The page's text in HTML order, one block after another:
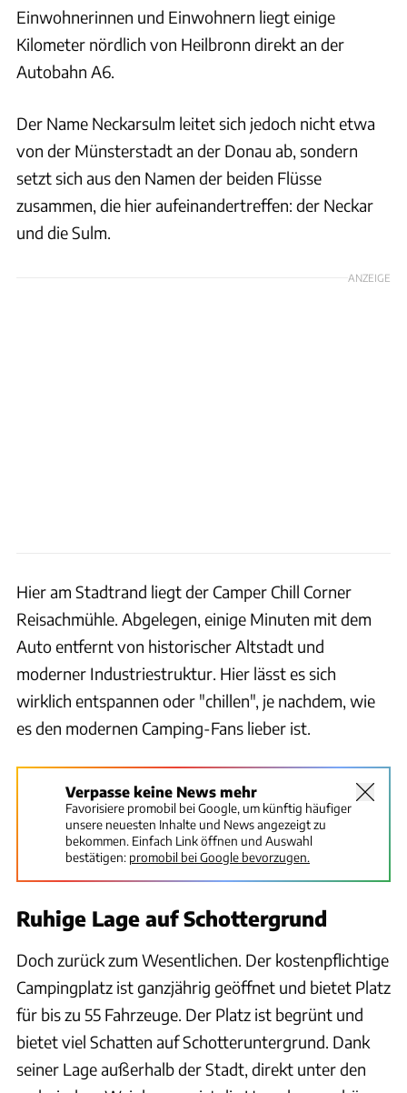
Einwohnerinnen und Einwohnern liegt einige
Kilometer nördlich von Heilbronn direkt an der
Autobahn A6.
Der Name Neckarsulm leitet sich jedoch nicht etwa
von der Münsterstadt an der Donau ab, sondern
setzt sich aus den Namen der beiden Flüsse
zusammen, die hier aufeinandertreffen: der Neckar
und die Sulm.
ANZEIGE
Hier am Stadtrand liegt der Camper Chill Corner
Reisachmühle. Abgelegen, einige Minuten mit dem
Auto entfernt von historischer Altstadt und
moderner Industriestruktur. Hier lässt es sich
wirklich entspannen oder "chillen", je nachdem, wie
es den modernen Camping-Fans lieber ist.
Verpasse keine News mehr
Favorisiere promobil bei Google, um künftig häufiger
unsere neuesten Inhalte und News angezeigt zu
bekommen. Einfach Link öffnen und Auswahl
bestätigen: promobil bei Google bevorzugen.
Ruhige Lage auf Schottergrund
Doch zurück zum Wesentlichen. Der kostenpflichtige
Campingplatz ist ganzjährig geöffnet und bietet Platz
für bis zu 55 Fahrzeuge. Der Platz ist begrünt und
bietet viel Schatten auf Schotteruntergrund. Dank
seiner Lage außerhalb der Stadt, direkt unter den